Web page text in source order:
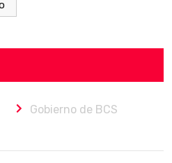
Gobierno de BCS